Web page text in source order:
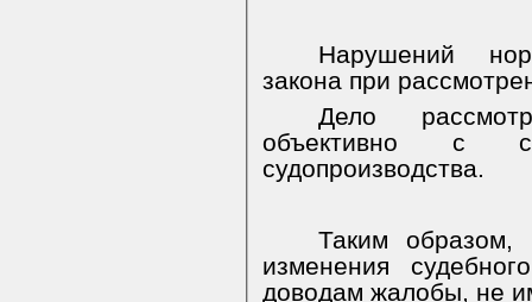
Нарушений
закона при
Дело
объективно с
судопроизводства.
Таким образом,
изменения
доводам жалобы, не